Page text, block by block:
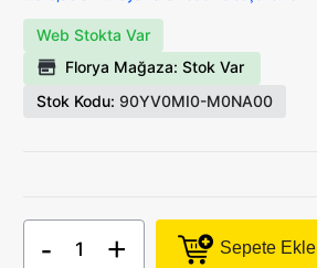
Web Stokta Var
Florya Mağaza: Stok Var
Stok Kodu: 90YV0MI0-M0NA00
- + Sepete Ekle